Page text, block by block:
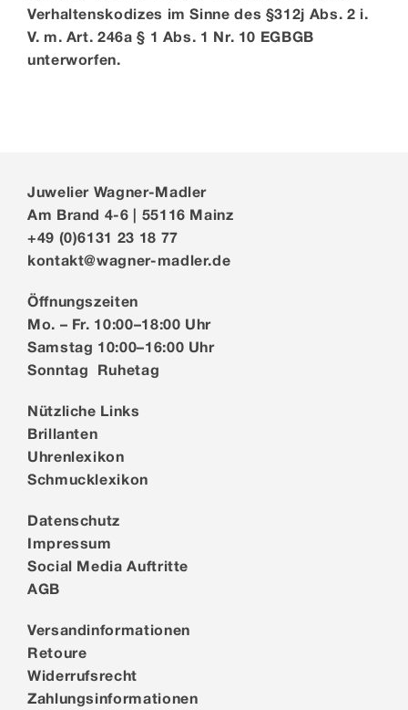
Verhaltenskodizes im Sinne des §312j Abs. 2 i.
V. m. Art. 246a § 1 Abs. 1 Nr. 10 EGBGB
unterworfen.
Juwelier Wagner-Madler
Am Brand 4-6 | 55116 Mainz
+49 (0)6131 23 18 77
kontakt@wagner-madler.de
Öffnungszeiten
Mo. – Fr. 10:00–18:00 Uhr
Samstag 10:00–16:00 Uhr
Sonntag Ruhetag
Nützliche Links
Brillanten
Uhrenlexikon
Schmucklexikon
Datenschutz
Impressum
Social Media Auftritte
AGB
Versandinformationen
Retoure
Widerrufsrecht
Zahlungsinformationen